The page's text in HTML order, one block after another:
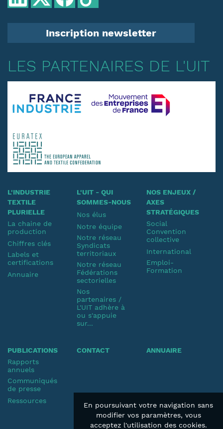
Inscription newsletter
LES PARTENAIRES DE L'UIT
L'INDUSTRIE
TEXTILE
PLURIELLE
La chaine de
production
Chiffres clés
Labels et
certifications
Annuaire
L'UIT - QUI
SOMMES-NOUS
Nos élus
Notre équipe
Notre réseau
Syndicats
territoriaux
Notre réseau
Fédérations
sectorielles
Nos
partenaires /
L'UIT adhère à
ou s'appuie
sur...
NOS ENJEUX /
AXES
STRATÉGIQUES
Social
Convention
collective
International
Emploi-
Formation
PUBLICATIONS
Rapports
annuels
Communiqués
de presse
Ressources
CONTACT ANNUAIRE
En poursuivant votre navigation sans
modifier vos paramètres, vous
acceptez l'utilisation des cookies.